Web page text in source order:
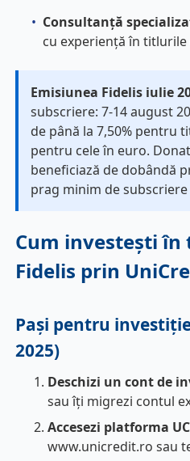
• Consultanță
cu experiență în titlurile
Emisiunea Fidelis iulie
subscriere: 7-14 august
de până la 7,50% pentru
pentru cele în euro.
beneficiază de dobândă
prag minim de subscriere
Cum investești
Fidelis prin
Pași pentru
2025)
Deschizi un cont de
sau îți migrezi contul
Accesezi platforma
www.unicredit.ro sau